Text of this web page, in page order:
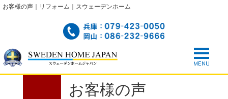
お客様の声｜リフォーム｜スウェーデンホーム
お客様の声